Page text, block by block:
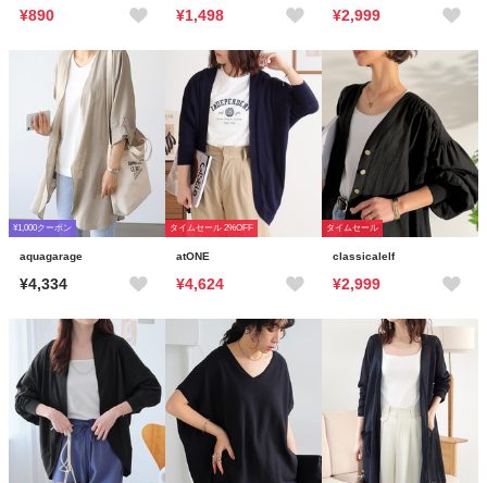
¥890 ¥1,498 ¥2,999
¥1,000クーポン
aquagarage
¥4,334
タイムセール 2%OFF
atONE
¥4,624
タイムセール
classicalelf
¥2,999